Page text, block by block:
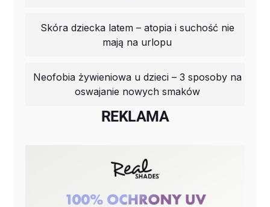
Skóra dziecka latem – atopia i suchość nie
mają na urlopu
Neofobia żywieniowa u dzieci – 3 sposoby na
oswajanie nowych smaków
REKLAMA